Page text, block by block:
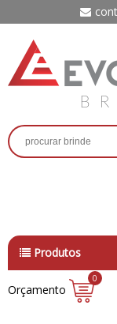
Produtos
Orçamento
0